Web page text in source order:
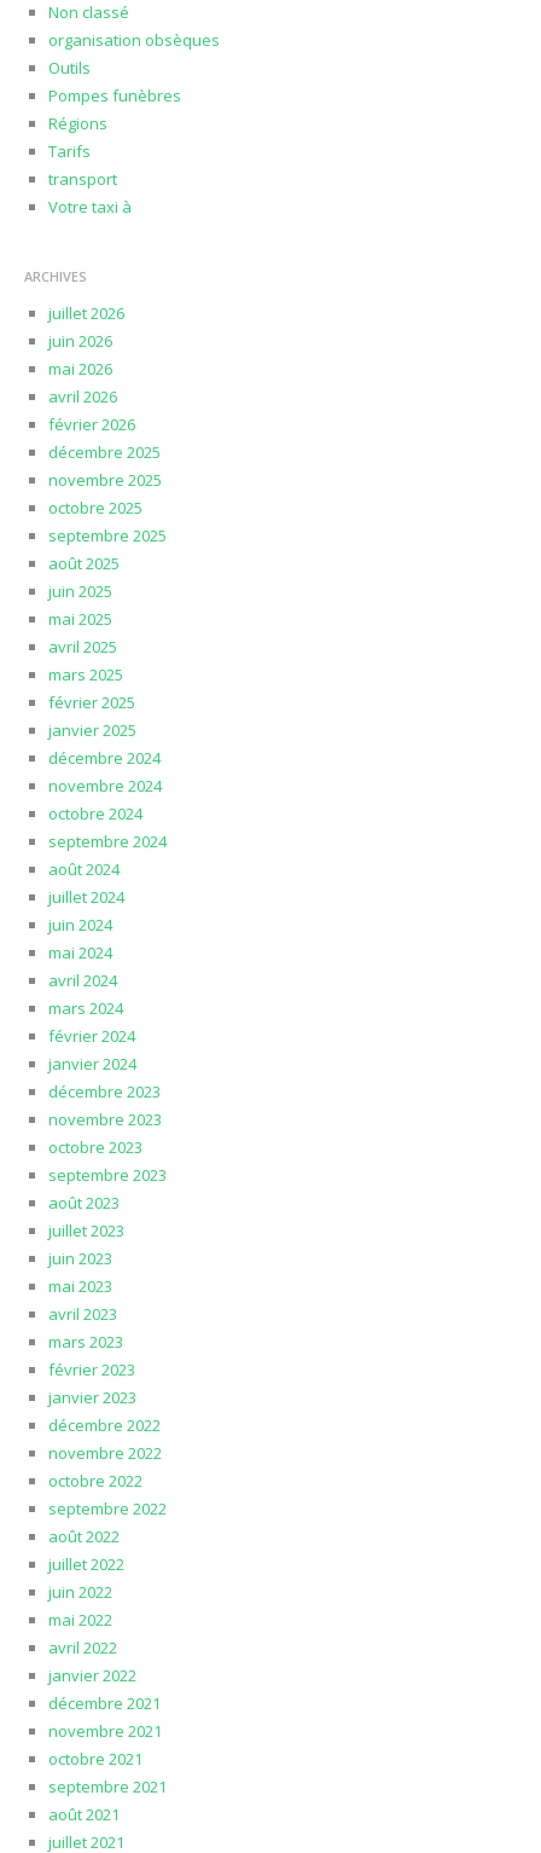
Non classé
organisation obsèques
Outils
Pompes funèbres
Régions
Tarifs
transport
Votre taxi à
ARCHIVES
juillet 2026
juin 2026
mai 2026
avril 2026
février 2026
décembre 2025
novembre 2025
octobre 2025
septembre 2025
août 2025
juin 2025
mai 2025
avril 2025
mars 2025
février 2025
janvier 2025
décembre 2024
novembre 2024
octobre 2024
septembre 2024
août 2024
juillet 2024
juin 2024
mai 2024
avril 2024
mars 2024
février 2024
janvier 2024
décembre 2023
novembre 2023
octobre 2023
septembre 2023
août 2023
juillet 2023
juin 2023
mai 2023
avril 2023
mars 2023
février 2023
janvier 2023
décembre 2022
novembre 2022
octobre 2022
septembre 2022
août 2022
juillet 2022
juin 2022
mai 2022
avril 2022
janvier 2022
décembre 2021
novembre 2021
octobre 2021
septembre 2021
août 2021
juillet 2021